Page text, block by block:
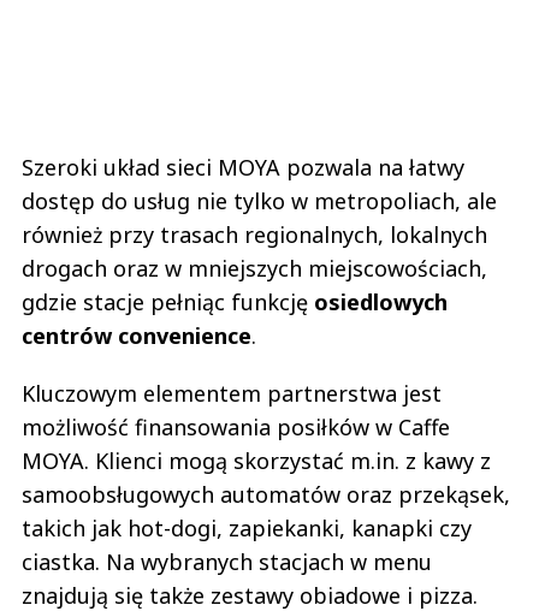
Szeroki układ sieci MOYA pozwala na łatwy
dostęp do usług nie tylko w metropoliach, ale
również przy trasach regionalnych, lokalnych
drogach oraz w mniejszych miejscowościach,
gdzie stacje pełniąc funkcję osiedlowych
centrów convenience.
Kluczowym elementem partnerstwa jest
możliwość finansowania posiłków w Caffe
MOYA. Klienci mogą skorzystać m.in. z kawy z
samoobsługowych automatów oraz przekąsek,
takich jak hot-dogi, zapiekanki, kanapki czy
ciastka. Na wybranych stacjach w menu
znajdują się także zestawy obiadowe i pizza.